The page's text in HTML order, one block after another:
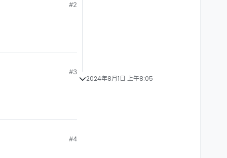
#2
#3
#4
2024年8月1日 上午8:05